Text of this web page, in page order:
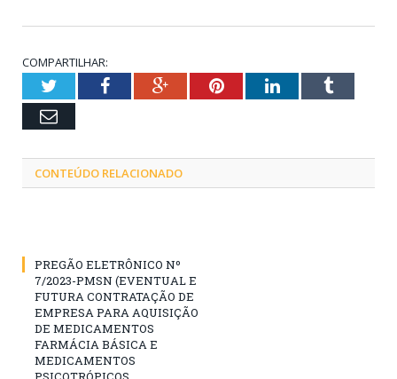
COMPARTILHAR:
TwitterFacebookGoogle+PinterestLinkedInTumblr
Email
CONTEÚDO RELACIONADO
PREGÃO ELETRÔNICO Nº
7/2023-PMSN (EVENTUAL E
FUTURA CONTRATAÇÃO DE
EMPRESA PARA AQUISIÇÃO
DE MEDICAMENTOS
FARMÁCIA BÁSICA E
MEDICAMENTOS